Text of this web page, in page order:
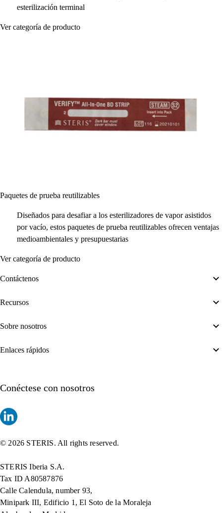
esterilización terminal
Ver categoría de producto
Paquetes de prueba reutilizables
Diseñados para desafiar a los esterilizadores de vapor asistidos
por vacío, estos paquetes de prueba reutilizables ofrecen ventajas
medioambientales y presupuestarias
Ver categoría de producto
Contáctenos
Recursos
Sobre nosotros
Enlaces rápidos
Conéctese con nosotros
© 2026 STERIS. All rights reserved.
STERIS Iberia S.A.
Tax ID A80587876
Calle Calendula, number 93,
Minipark III, Edificio 1, El Soto de la Moraleja